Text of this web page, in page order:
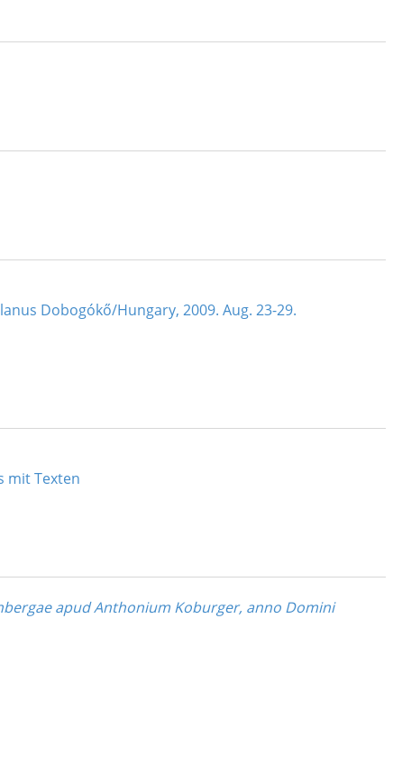
Dobogókő/Hungary, 2009. Aug. 23-29.
mit Texten
apud Anthonium Koburger, anno Domini